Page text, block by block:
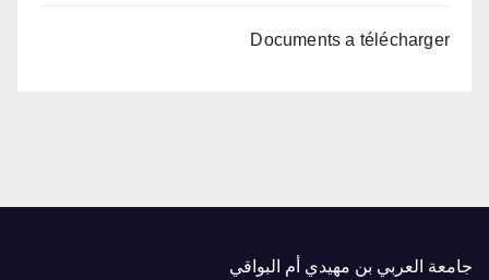
Documents a télécharger
جامعة العربي بن مهيدي أم البواقي